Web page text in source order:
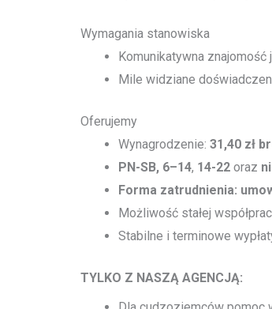
Wymagania stanowiska
Komunikatywna znajomość
Mile widziane
Oferujemy
Wynagrodzenie: 31,40 zł
PN-SB, 6–14, 14-22 oraz
Forma zatrudnienia:
Możliwość stałej
Stabilne i terminowe
TYLKO Z NASZĄ AGENCJĄ: